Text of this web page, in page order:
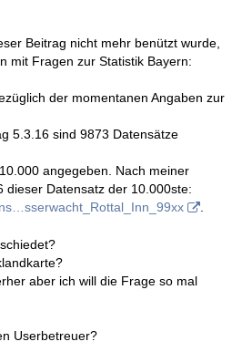
Beitrag nicht mehr benützt wurde,
mit Fragen zur Statistik Bayern:
der momentanen Angaben zur
5.3.16 sind 9873 Datensätze
angegeben. Nach meiner
dieser Datensatz der 10.000ste:
aber ich will die Frage so mal
Userbetreuer?